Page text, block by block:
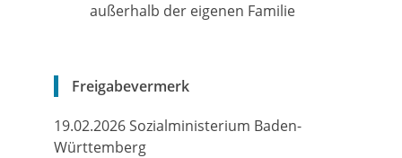
außerhalb der eigenen Familie
Freigabevermerk
19.02.2026 Sozialministerium Baden-
Württemberg